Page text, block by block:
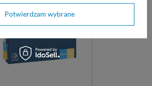
Potwierdzam wybrane